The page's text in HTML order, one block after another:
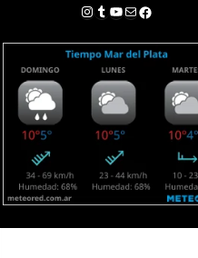
Instagram
Tumblr
YouTube
Correo electrónico
Facebook